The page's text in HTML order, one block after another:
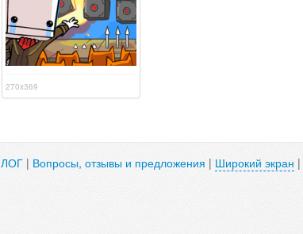
270x369
ЛОГ | Вопросы, отзывы и предложения | Широкий экран |